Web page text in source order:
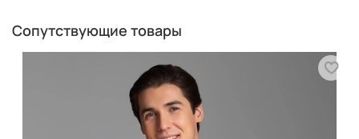
Сопутствующие товары